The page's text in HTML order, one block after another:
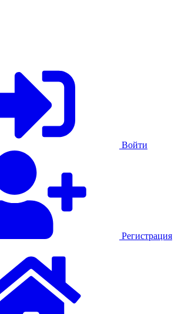
Войти
Регистрация